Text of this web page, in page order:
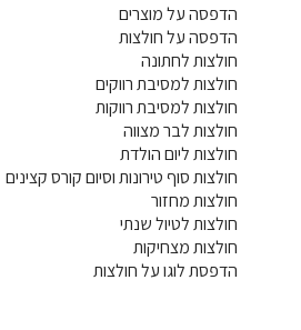
הדפסה על מוצרים
הדפסה על חולצות
חולצות לחתונה
חולצות למסיבת רווקים
חולצות למסיבת רווקות
חולצות לבר מצווה
חולצות ליום הולדת
חולצות סוף טירונות וסיום קורס קצינים
חולצות מחזור
חולצות לטיול שנתי
חולצות מצחיקות
הדפסת לוגו על חולצות